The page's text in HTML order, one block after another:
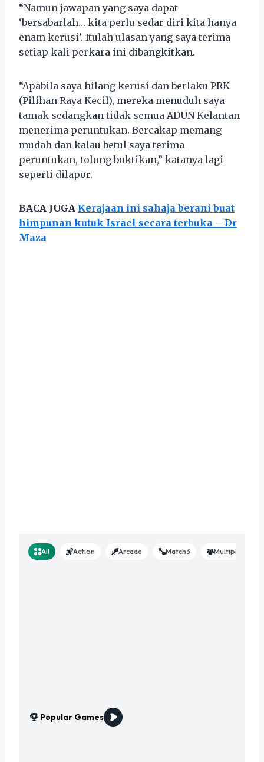
“Namun jawapan yang saya dapat
‘bersabarlah… kita perlu sedar diri kita hanya
enam kerusi’. Itulah ulasan yang saya terima
setiap kali perkara ini dibangkitkan.
“Apabila saya hilang kerusi dan berlaku PRK
(Pilihan Raya Kecil), mereka menuduh saya
tamak sedangkan tidak semua ADUN Kelantan
menerima peruntukan. Bercakap memang
mudah dan kalau betul saya terima
peruntukan, tolong buktikan,” katanya lagi
seperti dilapor.
BACA JUGA Kerajaan ini sahaja berani buat
himpunan kutuk Israel secara terbuka – Dr
Maza